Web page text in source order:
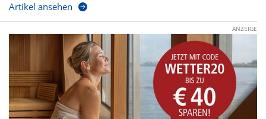
Artikel ansehen
ANZEIGE